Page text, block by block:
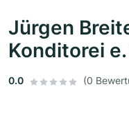
Jürgen
Konditorei e.
0.0 (0